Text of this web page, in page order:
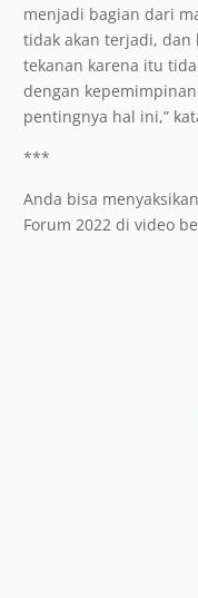
menjadi bagian dari
tidak akan terjadi, dan
tekanan karena itu
dengan
pentingnya hal ini,”
***
Anda bisa
Forum 2022 di video